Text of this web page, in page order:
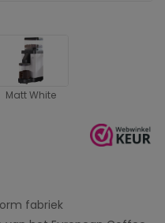
fabriek
Matt White